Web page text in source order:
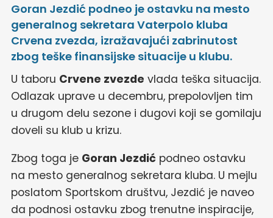
Goran Jezdić podneo je ostavku na mesto
generalnog sekretara Vaterpolo kluba
Crvena zvezda, izražavajući zabrinutost
zbog teške finansijske situacije u klubu.
U taboru Crvene zvezde vlada teška situacija.
Odlazak uprave u decembru, prepolovljen tim
u drugom delu sezone i dugovi koji se gomilaju
doveli su klub u krizu.
Zbog toga je Goran Jezdić podneo ostavku
na mesto generalnog sekretara kluba. U mejlu
poslatom Sportskom društvu, Jezdić je naveo
da podnosi ostavku zbog trenutne inspiracije,